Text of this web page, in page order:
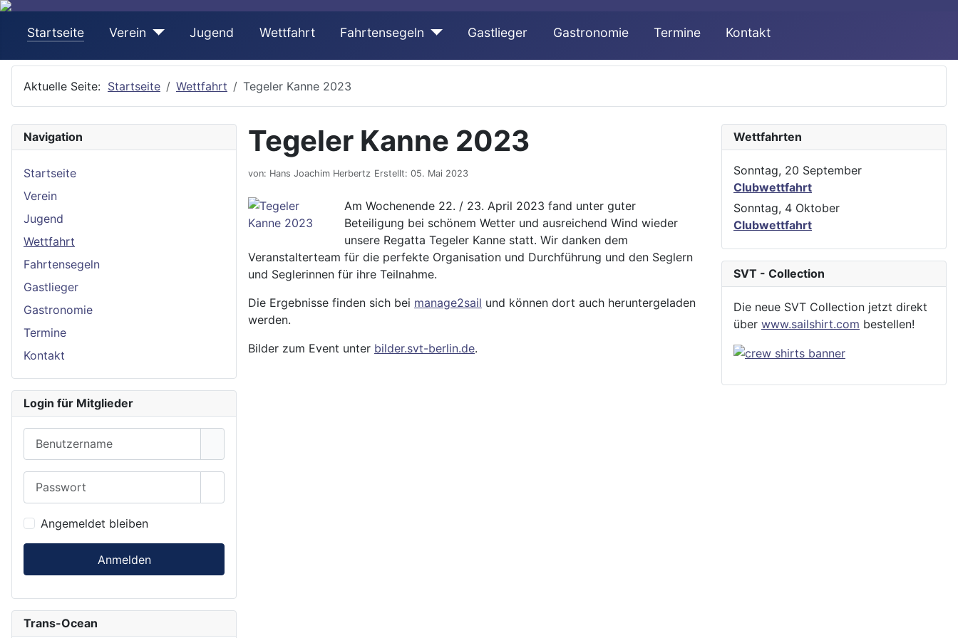
Startseite Verein Jugend Wettfahrt Fahrtensegeln Gastlieger Gastronomie Termine Kontakt
Aktuelle Seite: Startseite Wettfahrt Tegeler Kanne 2023
Navigation
Startseite
Verein
Jugend
Wettfahrt
Fahrtensegeln
Gastlieger
Gastronomie
Termine
Kontakt
Login für Mitglieder
Angemeldet bleiben
Anmelden
Trans-Ocean
Tegeler Kanne 2023
von: Hans Joachim Herbertz Erstellt: 05. Mai 2023
Am Wochenende 22. / 23. April 2023 fand unter guter
Beteiligung bei schönem Wetter und ausreichend Wind wieder
unsere Regatta Tegeler Kanne statt. Wir danken dem
Veranstalterteam für die perfekte Organisation und Durchführung und den Seglern
und Seglerinnen für ihre Teilnahme.
Die Ergebnisse finden sich bei manage2sail und können dort auch heruntergeladen
werden.
Bilder zum Event unter bilder.svt-berlin.de.
Wettfahrten
Sonntag, 20 September
Clubwettfahrt
Sonntag, 4 Oktober
Clubwettfahrt
SVT - Collection
Die neue SVT Collection jetzt direkt
über www.sailshirt.com bestellen!